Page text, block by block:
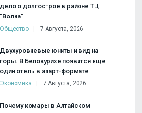
дело о долгострое в районе ТЦ
"Волна"
Общество 7 Августа, 2026
Двухуровневые юниты и вид на
горы. В Белокурихе появится еще
один отель в апарт-формате
Экономика 7 Августа, 2026
Почему комары в Алтайском